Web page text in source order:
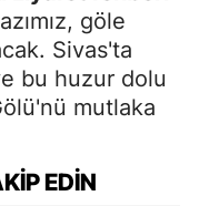
göle
Sivas'ta
bu huzur dolu
mutlaka
EDIN